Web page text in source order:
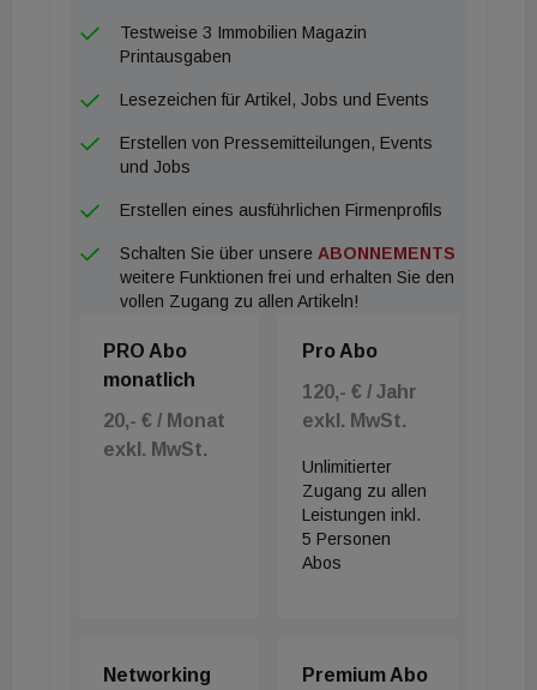
Testweise 3 Immobilien Magazin
Printausgaben
Lesezeichen für Artikel, Jobs und Events
Erstellen von Pressemitteilungen, Events
und Jobs
Erstellen eines ausführlichen Firmenprofils
Schalten Sie über unsere ABONNEMENTS
weitere Funktionen frei und erhalten Sie den
vollen Zugang zu allen Artikeln!
PRO Abo
monatlich
20,- € / Monat
exkl. MwSt.
Pro Abo
120,- € / Jahr
exkl. MwSt.
Unlimitierter
Zugang zu allen
Leistungen inkl.
5 Personen
Abos
Networking
Premium Abo